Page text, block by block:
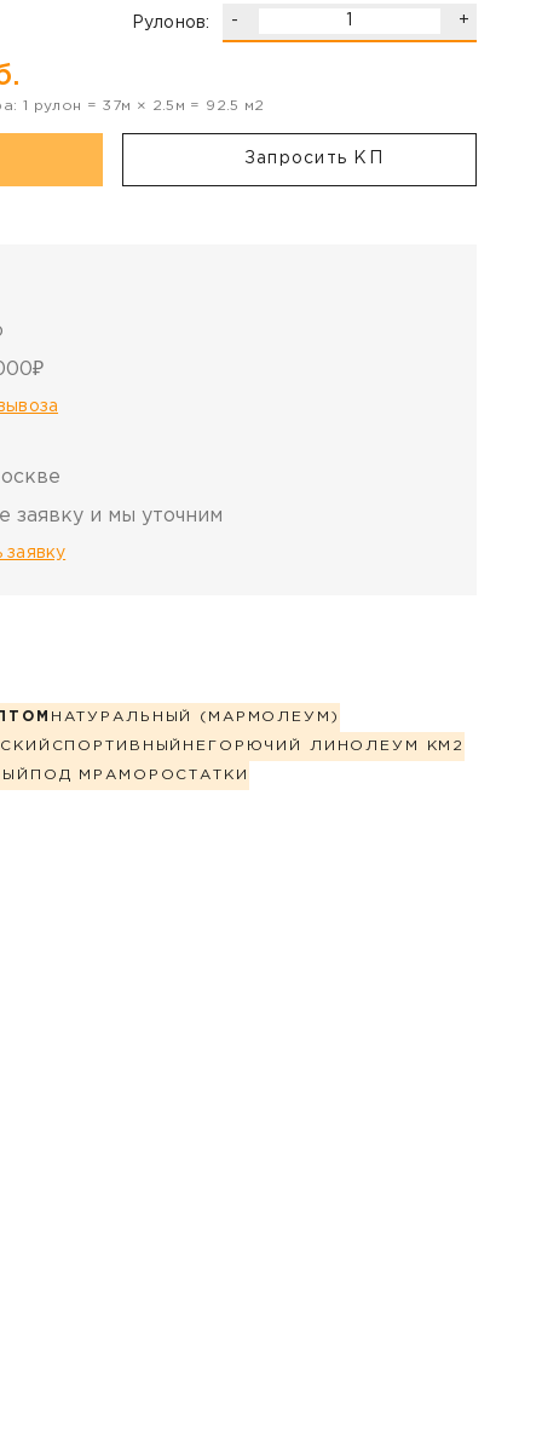
Рулонов: - +
1 рулон = 37м × 2.5 м = 92.5 м2
Запросить КП
заявку и мы уточним
заявку
НАТУРАЛЬНЫЙ (МАРМОЛЕУМ)
СПОРТИВНЫЙ НЕГОРЮЧИЙ ЛИНОЛЕУМ КМ2
ПОД МРАМОР ОСТАТКИ